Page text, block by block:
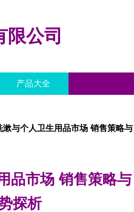
限公司
产品大全
漱与个人卫生用品市场 销售策略与
品市场 销售策略与
探析